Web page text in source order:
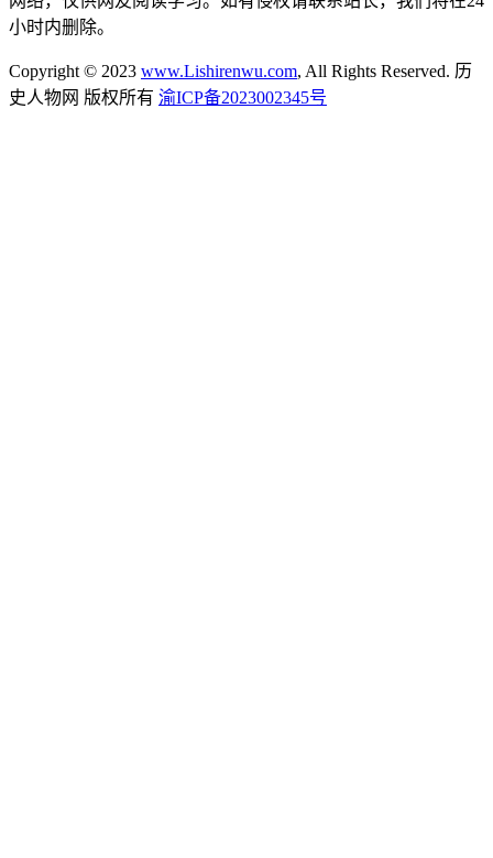
小时内删除。
Copyright © 2023 www.Lishirenwu.com, All Rights Reserved. 历
史人物网 版权所有 渝ICP备2023002345号